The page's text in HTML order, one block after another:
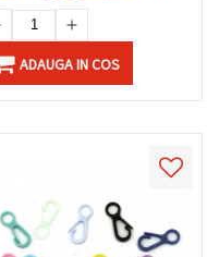
ADAUGA IN COS